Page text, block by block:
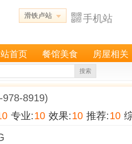
滑铁卢站 手机站
首页 餐馆美食 房屋相关
搜索
8919)
专业:10 效果:10 推荐:10